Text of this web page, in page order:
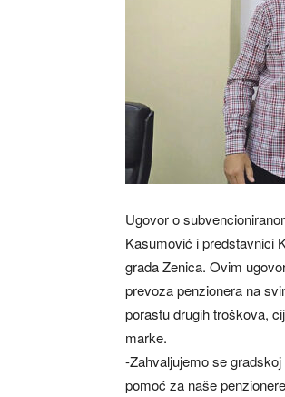
Ugovor o
Kasumović i predstavnici
grada Zenica. Ovim
prevoza penzionera na
porastu drugih troškova,
marke.
-Zahvaljujemo se
pomoć za naše